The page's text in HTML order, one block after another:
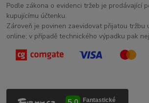
Podle zákona o evidenci tržeb je prodávající
kupujícímu účtenku.
Zároveň je povinen zaevidovat přijatou tržbu
online; v případě technického výpadku pak